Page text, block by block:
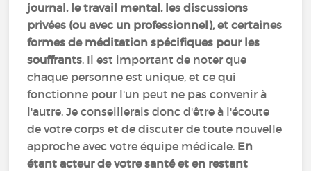
journal, le travail mental, les discussions
privées (ou avec un professionnel), et certaines
formes de méditation spécifiques pour les
souffrants. Il est important de noter que
chaque personne est unique, et ce qui
fonctionne pour l'un peut ne pas convenir à
l'autre. Je conseillerais donc d'être à l'écoute
de votre corps et de discuter de toute nouvelle
approche avec votre équipe médicale. En
étant acteur de votre santé et en restant